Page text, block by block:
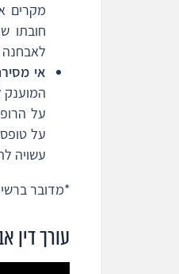
מקרים
חובתו
לאבחנה
אי
המוענק
על
על
עשויה
*מדובר
עורך דין אביחי